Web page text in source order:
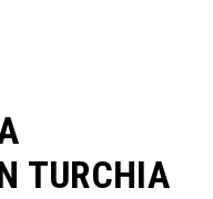
TURCHIA